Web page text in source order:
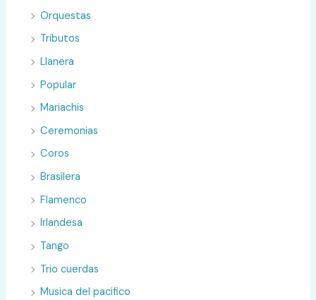
Orquestas
Tributos
Llanera
Popular
Mariachis
Ceremonias
Coros
Brasilera
Flamenco
Irlandesa
Tango
Trio cuerdas
Musica del pacifico